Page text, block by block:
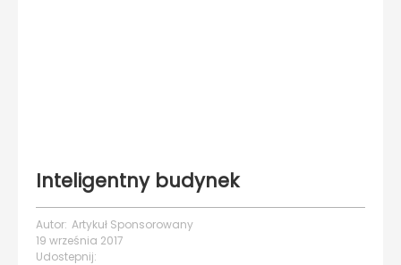
Inteligentny budynek
Autor: Artykuł Sponsorowany
19 września 2017
Udostepnij: